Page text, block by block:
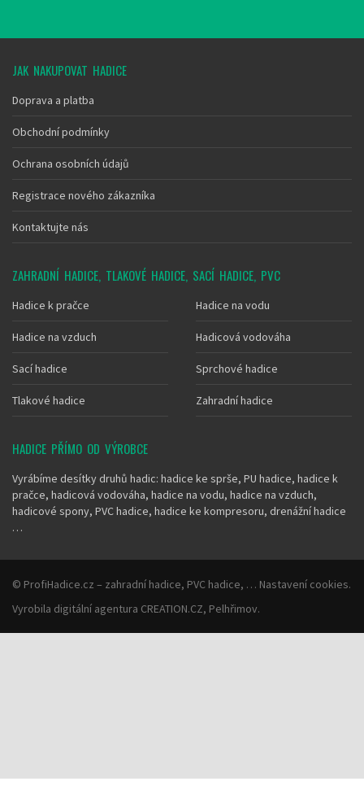
JAK NAKUPOVAT HADICE
Doprava a platba
Obchodní podmínky
Ochrana osobních údajů
Registrace nového zákazníka
Kontaktujte nás
ZAHRADNÍ HADICE, TLAKOVÉ HADICE, SACÍ HADICE, PVC
Hadice k pračce Hadice na vodu
Hadice na vzduch Hadicová vodováha
Sací hadice Sprchové hadice
Tlakové hadice Zahradní hadice
HADICE PŘÍMO OD VÝROBCE
Vyrábíme desítky druhů hadic: hadice ke sprše, PU hadice, hadice k
pračce, hadicová vodováha, hadice na vodu, hadice na vzduch,
hadicové spony, PVC hadice, hadice ke kompresoru, drenážní hadice
…
© ProfiHadice.cz – zahradní hadice, PVC hadice, … Nastavení cookies.
Vyrobila digitální agentura CREATION.CZ, Pelhřimov.